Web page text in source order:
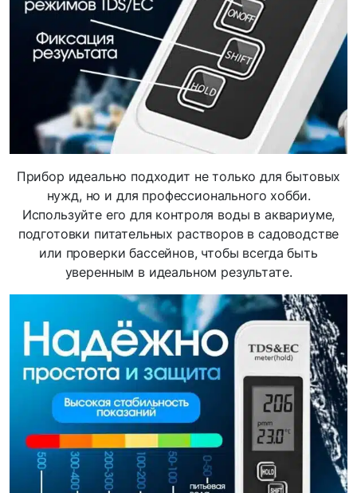
Прибор идеально подходит не только для бытовых
нужд, но и для профессионального хобби.
Используйте его для контроля воды в аквариуме,
подготовки питательных растворов в садоводстве
или проверки бассейнов, чтобы всегда быть
уверенным в идеальном результате.